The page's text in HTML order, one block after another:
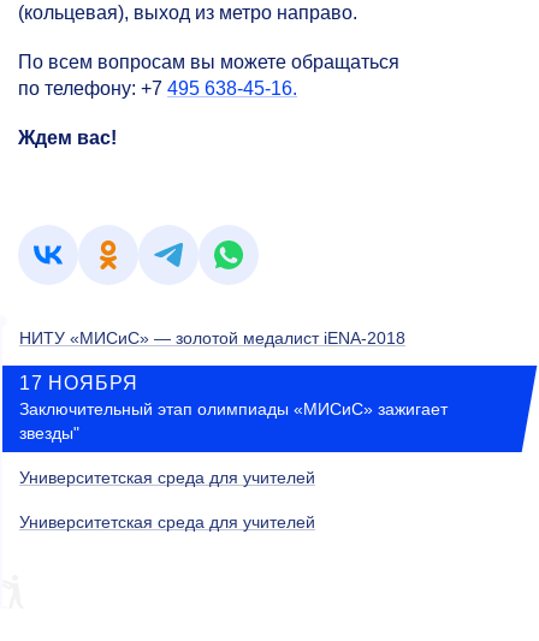
(кольцевая), выход из метро направо.
По всем вопросам вы можете обращаться
по телефону: ‎+7 495 638-45-16.
Ждем вас!
НИТУ «МИСиС» — золотой медалист iENA-2018
17 НОЯБРЯ
Заключительный этап олимпиады «МИСиС» зажигает
звезды"
Университетская среда для учителей
Университетская среда для учителей